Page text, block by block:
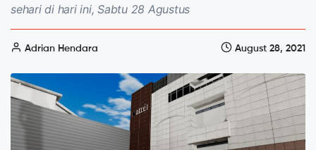
sehari di hari ini, Sabtu 28 Agustus
Adrian Hendara August 28, 2021